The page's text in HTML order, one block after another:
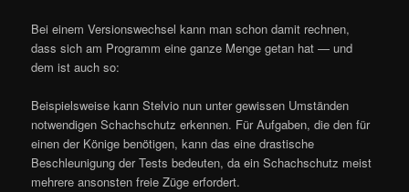
Bei einem Versionswechsel kann man schon damit rechnen,
dass sich am Programm eine ganze Menge getan hat — und
dem ist auch so:
Beispielsweise kann Stelvio nun unter gewissen Umständen
notwendigen Schachschutz erkennen. Für Aufgaben, die den für
einen der Könige benötigen, kann das eine drastische
Beschleunigung der Tests bedeuten, da ein Schachschutz meist
mehrere ansonsten freie Züge erfordert.